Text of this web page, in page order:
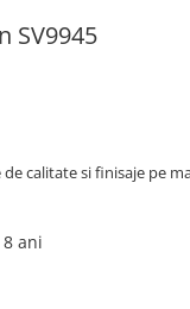
SV9945
calitate si finisaje pe
ani